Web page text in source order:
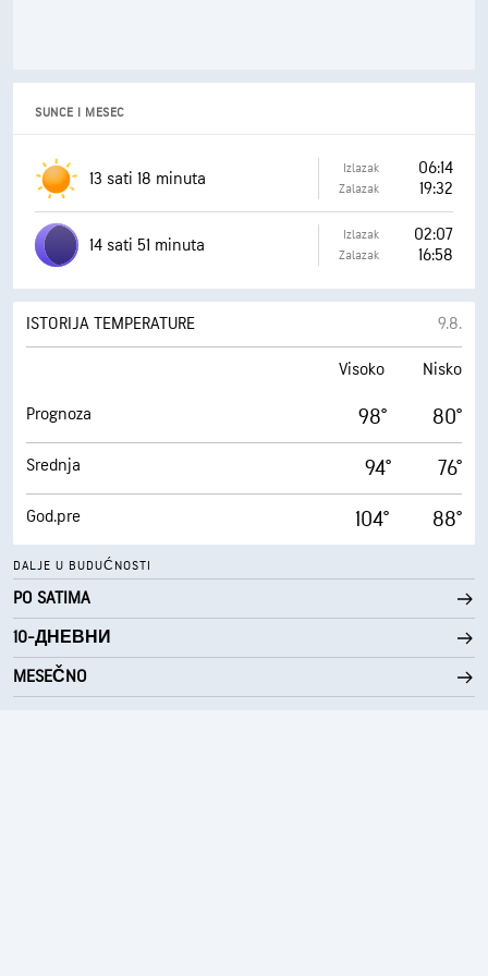
Padavine 0.00 инча
Oblačno 0%
JUTRO
Oblačno 0%
VEČE
TOKOM NOĆI
SUNCE I MESEC
13 sati 18 minuta Izlazak 06:14
Zalazak 19:32
14 sati 51 minuta Izlazak 02:07
Zalazak 16:58
ISTORIJA TEMPERATURE 9.8.
Visoko Nisko
Prognoza 98° 80°
Srednja 94° 76°
God.pre 104° 88°
DALJE U BUDUĆNOSTI
PO SATIMA
10-ДНЕВНИ
MESEČNO